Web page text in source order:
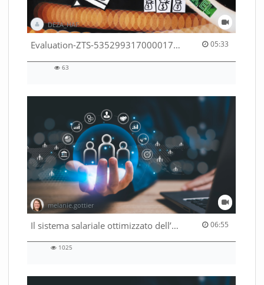
DEZA_HAF
Evaluation-ZTS-53529931700001791 05:33
05:33 duration
63
melanie.gottier
Il sistema salariale ottimizzato dell’Amministrazione federale 06:55
06:55 duration
1025